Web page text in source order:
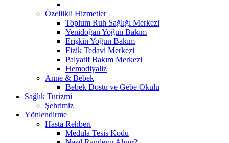
Özellikli Hizmetler
Toplum Ruh Sağlığı Merkezi
Yenidoğan Yoğun Bakım
Erişkin Yoğun Bakım
Fizik Tedavi Merkezi
Palyatif Bakım Merkezi
Hemodiyaliz
Anne & Bebek
Bebek Dostu ve Gebe Okulu
Sağlık Turizmi
Şehrimiz
Yönlendirme
Hasta Rehberi
Medula Tesis Kodu